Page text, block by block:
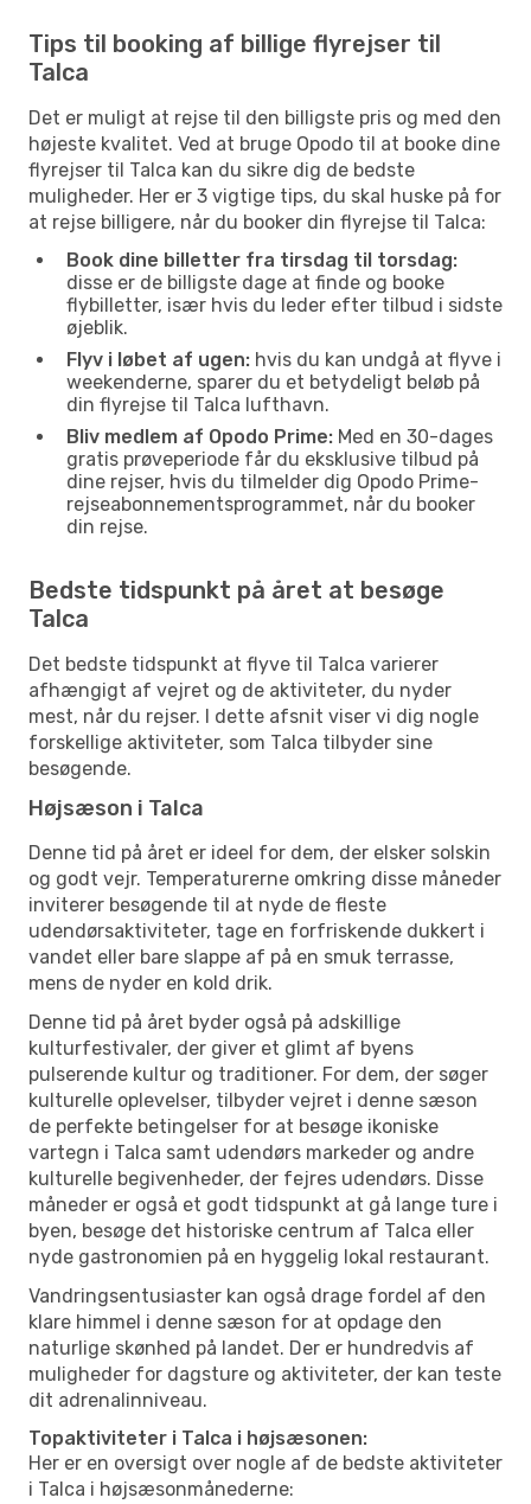
Tips til booking af billige flyrejser til
Talca
Det er muligt at rejse til den billigste pris og med den
højeste kvalitet. Ved at bruge Opodo til at booke dine
flyrejser til Talca kan du sikre dig de bedste
muligheder. Her er 3 vigtige tips, du skal huske på for
at rejse billigere, når du booker din flyrejse til Talca:
Book dine billetter fra tirsdag til torsdag:
disse er de billigste dage at finde og booke
flybilletter, især hvis du leder efter tilbud i sidste
øjeblik.
Flyv i løbet af ugen: hvis du kan undgå at flyve i
weekenderne, sparer du et betydeligt beløb på
din flyrejse til Talca lufthavn.
Bliv medlem af Opodo Prime: Med en 30-dages
gratis prøveperiode får du eksklusive tilbud på
dine rejser, hvis du tilmelder dig Opodo Prime-
rejseabonnementsprogrammet, når du booker
din rejse.
Bedste tidspunkt på året at besøge
Talca
Det bedste tidspunkt at flyve til Talca varierer
afhængigt af vejret og de aktiviteter, du nyder
mest, når du rejser. I dette afsnit viser vi dig nogle
forskellige aktiviteter, som Talca tilbyder sine
besøgende.
Højsæson i Talca
Denne tid på året er ideel for dem, der elsker solskin
og godt vejr. Temperaturerne omkring disse måneder
inviterer besøgende til at nyde de fleste
udendørsaktiviteter, tage en forfriskende dukkert i
vandet eller bare slappe af på en smuk terrasse,
mens de nyder en kold drik.
Denne tid på året byder også på adskillige
kulturfestivaler, der giver et glimt af byens
pulserende kultur og traditioner. For dem, der søger
kulturelle oplevelser, tilbyder vejret i denne sæson
de perfekte betingelser for at besøge ikoniske
vartegn i Talca samt udendørs markeder og andre
kulturelle begivenheder, der fejres udendørs. Disse
måneder er også et godt tidspunkt at gå lange ture i
byen, besøge det historiske centrum af Talca eller
nyde gastronomien på en hyggelig lokal restaurant.
Vandringsentusiaster kan også drage fordel af den
klare himmel i denne sæson for at opdage den
naturlige skønhed på landet. Der er hundredvis af
muligheder for dagsture og aktiviteter, der kan teste
dit adrenalinniveau.
Topaktiviteter i Talca i højsæsonen:
Her er en oversigt over nogle af de bedste aktiviteter
i Talca i højsæsonmånederne: